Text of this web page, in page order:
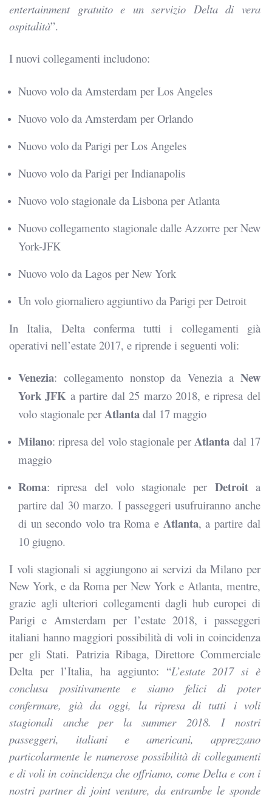
entertainment gratuito e un servizio Delta di vera
ospitalità”.
I nuovi collegamenti includono:
Nuovo volo da Amsterdam per Los Angeles
Nuovo volo da Amsterdam per Orlando
Nuovo volo da Parigi per Los Angeles
Nuovo volo da Parigi per Indianapolis
Nuovo volo stagionale da Lisbona per Atlanta
Nuovo collegamento stagionale dalle Azzorre per New
York-JFK
Nuovo volo da Lagos per New York
Un volo giornaliero aggiuntivo da Parigi per Detroit
In Italia, Delta conferma tutti i collegamenti già
operativi nell’estate 2017, e riprende i seguenti voli:
Venezia: collegamento nonstop da Venezia a New
York JFK a partire dal 25 marzo 2018, e ripresa del
volo stagionale per Atlanta dal 17 maggio
Milano: ripresa del volo stagionale perAtlanta dal 17
maggio
Roma: ripresa del volo stagionale per Detroita
partire dal 30 marzo. I passeggeri usufruiranno anche
di un secondo volo tra Roma e Atlanta, a partire dal
10 giugno.
I voli stagionali si aggiungono ai servizi da Milano per
New York, e da Roma per New York e Atlanta, mentre,
grazie agli ulteriori collegamenti dagli hub europei di
Parigi e Amsterdam per l’estate 2018, i passeggeri
italiani hanno maggiori possibilità di voli in coincidenza
per gli Stati. Patrizia Ribaga, Direttore Commerciale
Delta per l’Italia, ha aggiunto: “L’estate 2017 si è
conclusa positivamente e siamo felici di poter
confermare, già da oggi, la ripresa di tutti i voli
stagionali anche per la summer 2018. I nostri
passeggeri, italiani e americani, apprezzano
particolarmente le numerose possibilità di collegamenti
e di voli in coincidenza che offriamo, come Delta e con i
nostri partner di joint venture, da entrambe le sponde